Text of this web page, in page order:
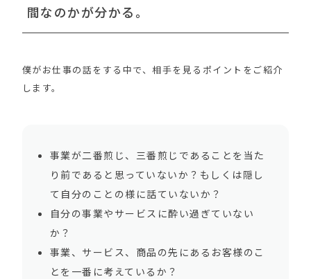
間なのかが分かる。
僕がお仕事の話をする中で、相手を見るポイントをご紹介
します。
事業が二番煎じ、三番煎じであることを当た
り前であると思っていないか？もしくは隠し
て自分のことの様に話ていないか？
自分の事業やサービスに酔い過ぎていない
か？
事業、サービス、商品の先にあるお客様のこ
とを一番に考えているか？